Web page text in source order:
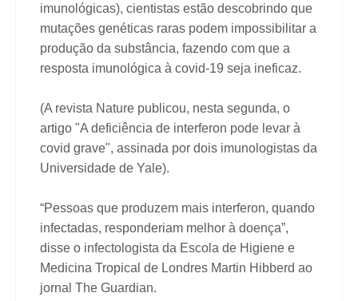
imunológicas), cientistas estão descobrindo que
mutações genéticas raras podem impossibilitar a
produção da substância, fazendo com que a
resposta imunológica à covid-19 seja ineficaz.
(A revista Nature publicou, nesta segunda, o
artigo "A deficiência de interferon pode levar à
covid grave", assinada por dois imunologistas da
Universidade de Yale).
“Pessoas que produzem mais interferon, quando
infectadas, responderiam melhor à doença”,
disse o infectologista da Escola de Higiene e
Medicina Tropical de Londres Martin Hibberd ao
jornal The Guardian.